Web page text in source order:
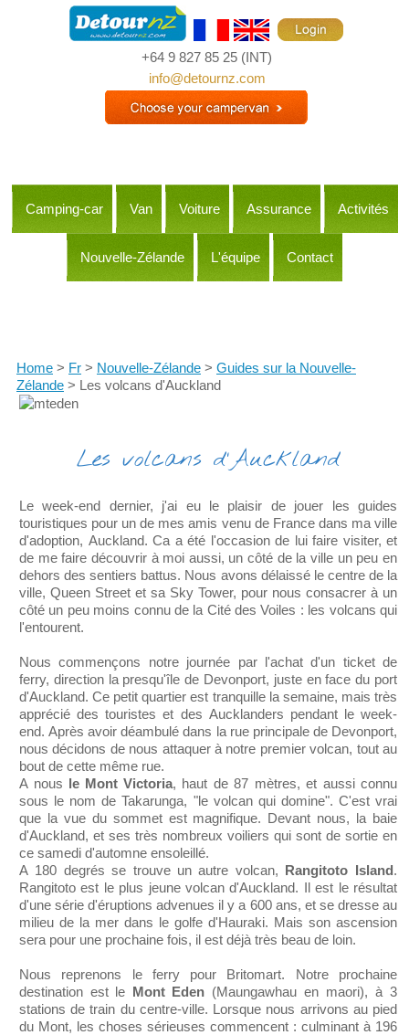
+64 9 827 85 25 (INT)
info@detournz.com
Camping-car Van Voiture Assurance Activités
Nouvelle-Zélande L'équipe Contact
Home > Fr > Nouvelle-Zélande > Guides sur la Nouvelle-
Zélande > Les volcans d'Auckland
Les volcans d'Auckland
Le week-end dernier, j'ai eu le plaisir de jouer les guides
touristiques pour un de mes amis venu de France dans ma ville
d'adoption, Auckland. Ca a été l'occasion de lui faire visiter, et
de me faire découvrir à moi aussi, un côté de la ville un peu en
dehors des sentiers battus. Nous avons délaissé le centre de la
ville, Queen Street et sa Sky Tower, pour nous consacrer à un
côté un peu moins connu de la Cité des Voiles : les volcans qui
l'entourent.
Nous commençons notre journée par l'achat d'un ticket de
ferry, direction la presqu'île de Devonport, juste en face du port
d'Auckland. Ce petit quartier est tranquille la semaine, mais très
apprécié des touristes et des Aucklanders pendant le week-
end. Après avoir déambulé dans la rue principale de Devonport,
nous décidons de nous attaquer à notre premier volcan, tout au
bout de cette même rue.
A nous le Mont Victoria, haut de 87 mètres, et aussi connu
sous le nom de Takarunga, "le volcan qui domine". C'est vrai
que la vue du sommet est magnifique. Devant nous, la baie
d'Auckland, et ses très nombreux voiliers qui sont de sortie en
ce samedi d'automne ensoleillé.
A 180 degrés se trouve un autre volcan, Rangitoto Island.
Rangitoto est le plus jeune volcan d'Auckland. Il est le résultat
d'une série d'éruptions advenues il y a 600 ans, et se dresse au
milieu de la mer dans le golfe d'Hauraki. Mais son ascension
sera pour une prochaine fois, il est déjà très beau de loin.
Nous reprenons le ferry pour Britomart. Notre prochaine
destination est le Mont Eden (Maungawhau en maori), à 3
stations de train du centre-ville. Lorsque nous arrivons au pied
du Mont, les choses sérieuses commencent : culminant à 196